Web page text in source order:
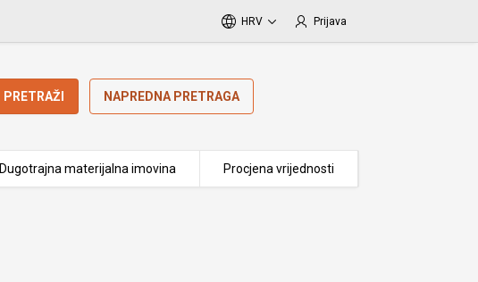
HRV Prijava
PRETRAŽI NAPREDNA PRETRAGA
Dugotrajna materijalna imovina Procjena vrijednosti